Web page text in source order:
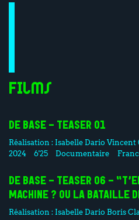
Films
DE BASE - TEASER 01
Réalisation : Isabelle Dario Vincent
2024
6'25 Documentaire
DE BASE - TEASER 06 -
MACHINE ? OU LA BATAILLE
Réalisation : Isabelle Dario Boris